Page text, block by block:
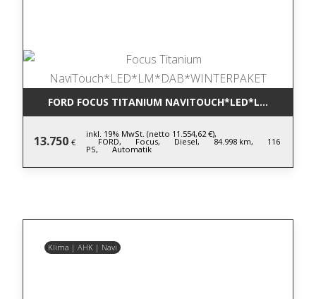
FORD FOCUS TITANIUM
13.750 €
inkl. 19% MwSt. (netto 11.554,62 €),
FORD, Focus, Diesel, 84.998 km, 116
PS, Automatik
Klima | AHK | Navi